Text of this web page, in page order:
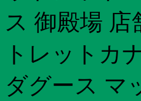
ス 御殿場
トレットカ
ダグース マ